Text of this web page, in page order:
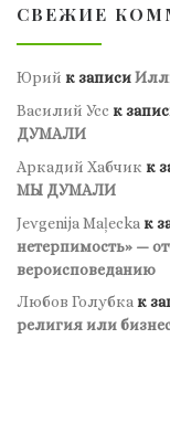
СВЕЖИЕ
Юрий к записи
Василий Усс к
ДУМАЛИ
Аркадий Хабчик к
МЫ ДУМАЛИ
Jevgenija Maļecka к
нетерпимость» —
вероисповеданию
Любов Голубкак
религия или